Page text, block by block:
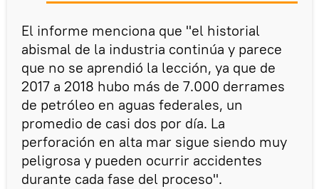
El informe menciona que "el historial
abismal de la industria continúa y parece
que no se aprendió la lección, ya que de
2017 a 2018 hubo más de 7.000 derrames
de petróleo en aguas federales, un
promedio de casi dos por día. La
perforación en alta mar sigue siendo muy
peligrosa y pueden ocurrir accidentes
durante cada fase del proceso".